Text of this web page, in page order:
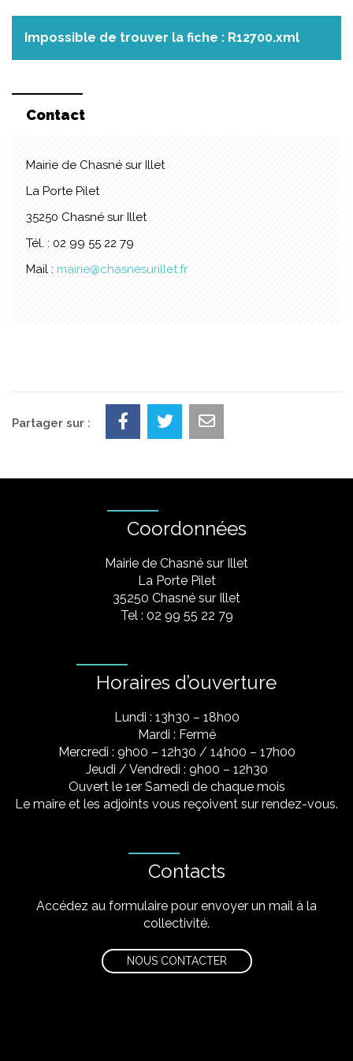
Impossible de trouver la fiche : R12700.xml
Contact
Mairie de Chasné sur Illet
La Porte Pilet
35250 Chasné sur Illet
Tél. : 02 99 55 22 79
Mail : mairie@chasnesurillet.fr
Partager sur :
Coordonnées
Mairie de Chasné sur Illet
La Porte Pilet
35250 Chasné sur Illet
Tel : 02 99 55 22 79
Horaires d’ouverture
Lundi : 13h30 – 18h00
Mardi : Fermé
Mercredi : 9h00 – 12h30 / 14h00 – 17h00
Jeudi / Vendredi : 9h00 – 12h30
Ouvert le 1er Samedi de chaque mois
Le maire et les adjoints vous reçoivent sur rendez-vous.
Contacts
Accédez au formulaire pour envoyer un mail à la
collectivité.
NOUS CONTACTER